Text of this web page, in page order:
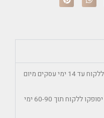
מוצרים אשר הינם במלאי יסופקו ללקוח עד 14 ימי עסקים מיום
מוצרים אשר הוזמנו ואינם במלאי יסופקו ללקוח תוך 60-90 ימי